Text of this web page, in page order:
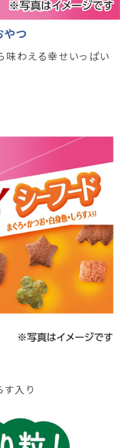
つ
味わえる幸せいっぱい
す入り